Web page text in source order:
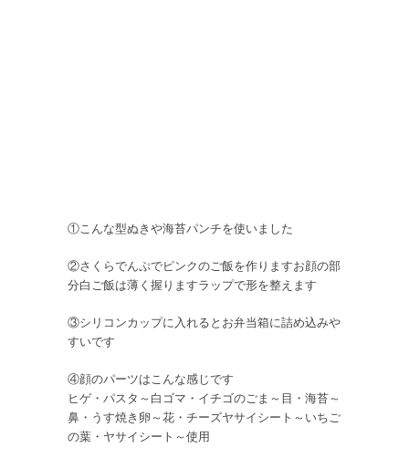
①こんな型ぬきや海苔パンチを使いました
②さくらでんぷでピンクのご飯を作りますお顔の部
分白ご飯は薄く握りますラップで形を整えます
③シリコンカップに入れるとお弁当箱に詰め込みや
すいです
④顔のパーツはこんな感じです
ヒゲ・パスタ～白ゴマ・イチゴのごま～目・海苔～
鼻・うす焼き卵～花・チーズヤサイシート～いちご
の葉・ヤサイシート～使用